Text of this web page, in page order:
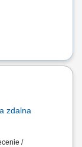
zdalna
/